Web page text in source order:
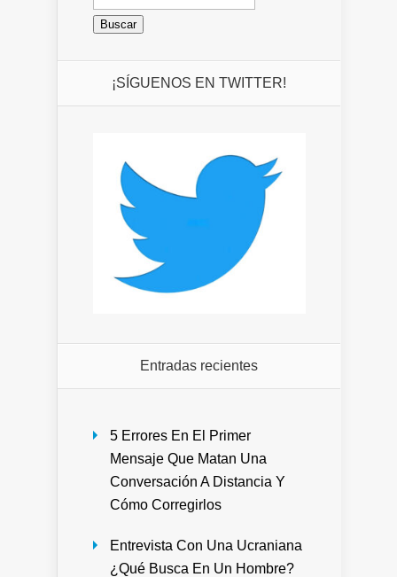
¡SÍGUENOS EN TWITTER!
Entradas recientes
5 Errores En El Primer
Mensaje Que Matan Una
Conversación A Distancia Y
Cómo Corregirlos
Entrevista Con Una Ucraniana
¿Qué Busca En Un Hombre?